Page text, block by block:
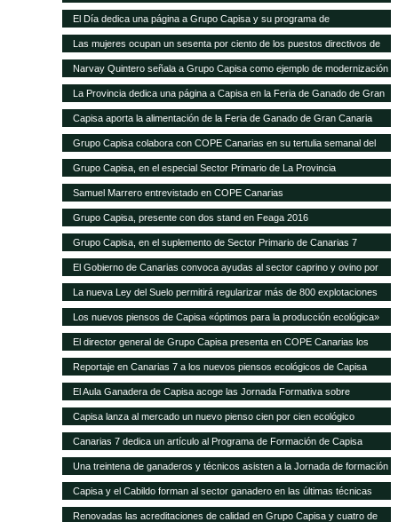
frisonas de alta productividad
El Día dedica una página a Grupo Capisa y su programa de
Responsabilidad Social
Las mujeres ocupan un sesenta por ciento de los puestos directivos de
Grupo Capisa
Narvay Quintero señala a Grupo Capisa como ejemplo de modernización
e innovación en el Sector
La Provincia dedica una página a Capisa en la Feria de Ganado de Gran
Canaria
Capisa aporta la alimentación de la Feria de Ganado de Gran Canaria
Grupo Capisa colabora con COPE Canarias en su tertulia semanal del
Sector Primario
Grupo Capisa, en el especial Sector Primario de La Provincia
Samuel Marrero entrevistado en COPE Canarias
Grupo Capisa, presente con dos stand en Feaga 2016
Grupo Capisa, en el suplemento de Sector Primario de Canarias 7
El Gobierno de Canarias convoca ayudas al sector caprino y ovino por
seis millones de euros
La nueva Ley del Suelo permitirá regularizar más de 800 explotaciones
agrícolas y ganaderas
Los nuevos piensos de Capisa «óptimos para la producción ecológica»
El director general de Grupo Capisa presenta en COPE Canarias los
nuevos piensos ecológicos
Reportaje en Canarias 7 a los nuevos piensos ecológicos de Capisa
El Aula Ganadera de Capisa acoge las Jornada Formativa sobre
Avicultura de Puesta
Capisa lanza al mercado un nuevo pienso cien por cien ecológico
Canarias 7 dedica un artículo al Programa de Formación de Capisa
Una treintena de ganaderos y técnicos asisten a la Jornada de formación
en vacuno de Capisa y el Cabildo de Gran Canaria
Capisa y el Cabildo forman al sector ganadero en las últimas técnicas
mundiales de alimentación y manejo de vacuno
Renovadas las acreditaciones de calidad en Grupo Capisa y cuatro de